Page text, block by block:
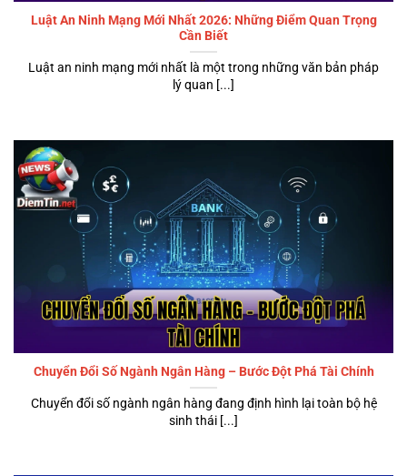
Luật An Ninh Mạng Mới Nhất 2026: Những Điểm Quan Trọng
Cần Biết
Luật an ninh mạng mới nhất là một trong những văn bản pháp
lý quan [...]
Chuyển Đổi Số Ngành Ngân Hàng – Bước Đột Phá Tài Chính
Chuyển đổi số ngành ngân hàng đang định hình lại toàn bộ hệ
sinh thái [...]